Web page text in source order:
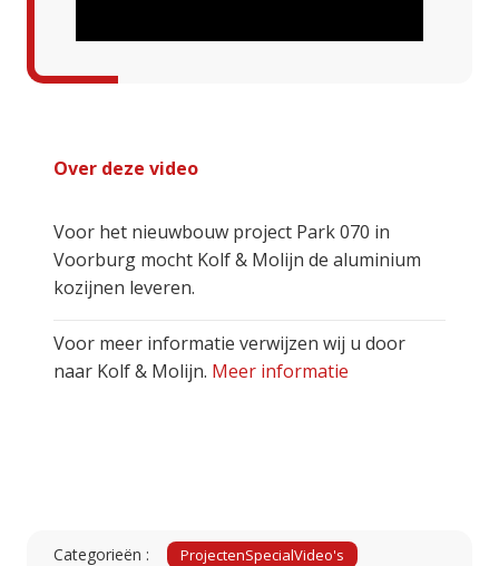
Over deze video
Voor het nieuwbouw project Park 070 in
Voorburg mocht Kolf & Molijn de aluminium
kozijnen leveren.
Voor meer informatie verwijzen wij u door
naar Kolf & Molijn. Meer informatie
Categorieën : ProjectenSpecialVideo's